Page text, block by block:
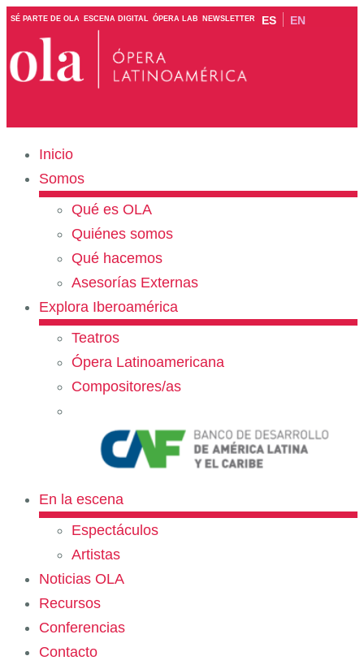
SÉ PARTE DE OLA ESCENA DIGITAL ÓPERA LAB NEWSLETTER ES EN
Inicio
Somos
Qué es OLA
Quiénes somos
Qué hacemos
Asesorías Externas
Explora Iberoamérica
Teatros
Ópera Latinoamericana
Compositores/as
En la escena
Espectáculos
Artistas
Noticias OLA
Recursos
Conferencias
Contacto